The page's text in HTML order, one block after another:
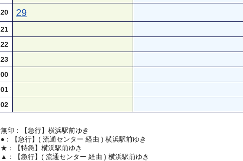
20 29
21
22
23
00
01
02
無印：【急行】横浜駅前ゆき
●：【急行】( 流通センター 経由 ) 横浜駅前ゆき
★：【特急】横浜駅前ゆき
▲：【急行】( 流通センター 経由 ) 横浜駅前ゆき